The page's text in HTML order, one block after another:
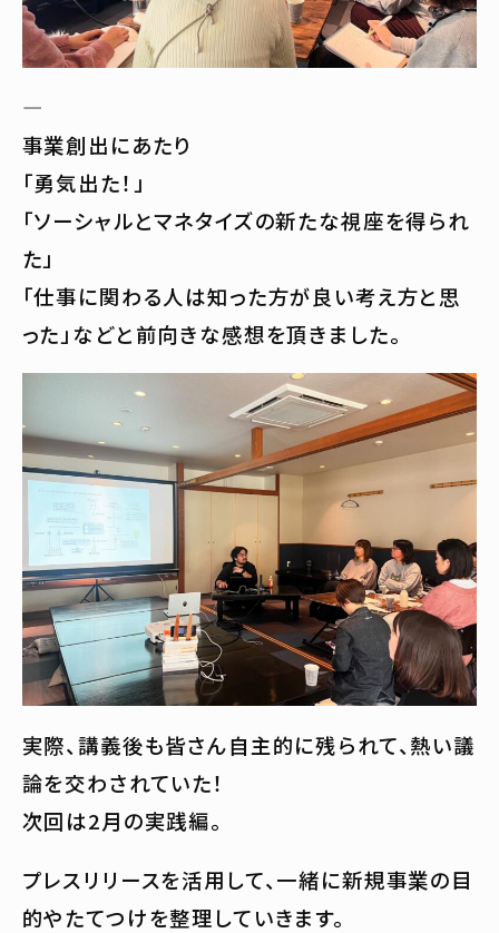
—
事業創出にあたり
「勇気出た！」
「ソーシャルとマネタイズの新たな視座を得られ
た」
「仕事に関わる人は知った方が良い考え方と思
った」などと前向きな感想を頂きました。
実際、講義後も皆さん自主的に残られて、熱い議
論を交わされていた！
次回は2月の実践編。
プレスリリースを活用して、一緒に新規事業の目
的やたてつけを整理していきます。